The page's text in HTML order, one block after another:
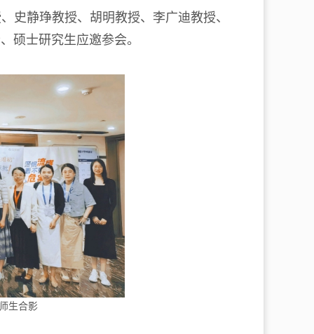
史静琤教授、胡明教授、李广迪教授、
硕士研究生应邀参会。
生合影